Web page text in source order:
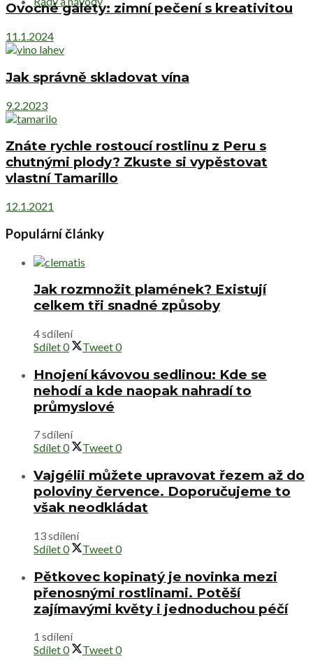
Ovocné galety: zimní pečení s kreativitou
11.1.2024
Jak správně skladovat vína
9.2.2023
Znáte rychle rostoucí rostlinu z Peru s
chutnými plody? Zkuste si vypěstovat
vlastní Tamarillo
12.1.2021
Populární články
Jak rozmnožit plamének? Existují
celkem tři snadné způsoby
4 sdílení
Sdílet0 Tweet0
Hnojení kávovou sedlinou: Kde se
nehodí a kde naopak nahradí to
průmyslové
7 sdílení
Sdílet0 Tweet0
Vajgélii můžete upravovat řezem až do
poloviny července. Doporučujeme to
však neodkládat
13 sdílení
Sdílet0 Tweet0
Pětkovec kopinatý je novinka mezi
přenosnými rostlinami. Potěší
zajímavými květy i jednoduchou péčí
1 sdílení
Sdílet0 Tweet0